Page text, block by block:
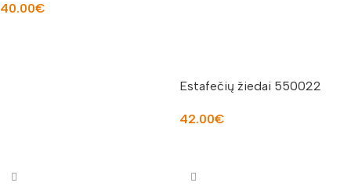
40.00€
Estafečių žiedai 550022
42.00€